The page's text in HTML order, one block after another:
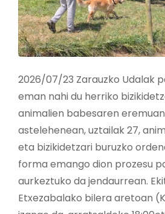
2026/07/23 Zarauzko Udalak
eman nahi du herriko
animalien babesaren
astelehenean, uztailak 27,
eta bizikidetzari buruzko
forma emango dion prozesu
aurkeztuko da jendaurrean.
Etxezabalako bilera aretoan